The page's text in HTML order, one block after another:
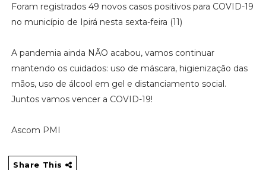
Foram registrados 49 novos casos positivos para COVID-19
no município de Ipirá nesta sexta-feira (11)
A pandemia ainda NÃO acabou, vamos continuar
mantendo os cuidados: uso de máscara, higienização das
mãos, uso de álcool em gel e distanciamento social.
Juntos vamos vencer a COVID-19!
Ascom PMI
Share This